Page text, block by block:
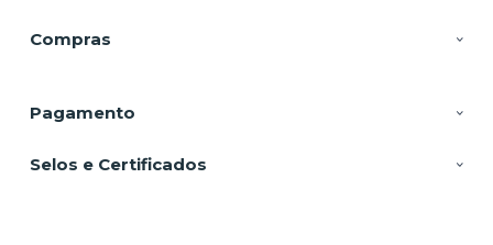
Compras
Pagamento
Selos e Certificados